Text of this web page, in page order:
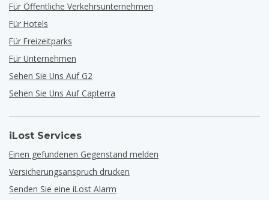
Für Öffentliche Verkehrsunternehmen
Für Hotels
Für Freizeitparks
Für Unternehmen
Sehen Sie Uns Auf G2
Sehen Sie Uns Auf Capterra
iLost Services
Einen gefundenen Gegenstand melden
Versicherungsanspruch drucken
Senden Sie eine iLost Alarm